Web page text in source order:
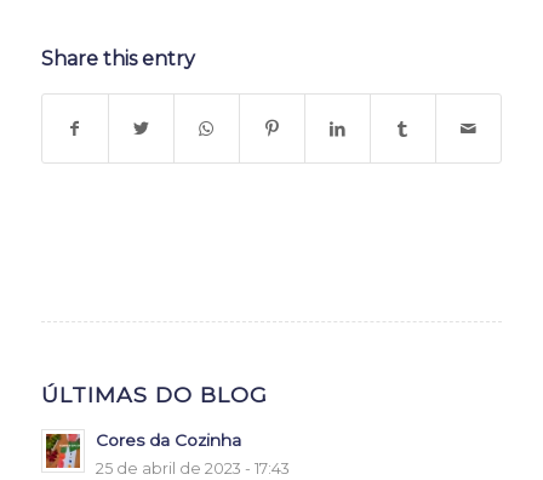
Share this entry
ÚLTIMAS DO BLOG
Cores da Cozinha
25 de abril de 2023 - 17:43